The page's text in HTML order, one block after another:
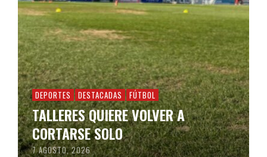
DEPORTES DESTACADAS FÚTBOL
TALLERES QUIERE VOLVER A
CORTARSE SOLO
7 AGOSTO, 2026